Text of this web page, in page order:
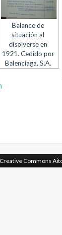
Balance de
situación al
disolverse en
1921. Cedido por
Balenciaga, S.A.
Creative Commons